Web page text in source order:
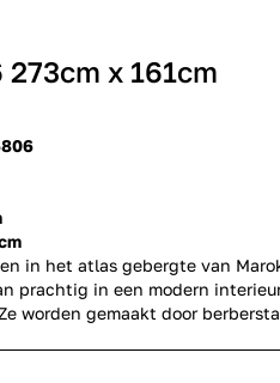
x 161cm
in het atlas gebergte van
prachtig in een modern
worden gemaakt door